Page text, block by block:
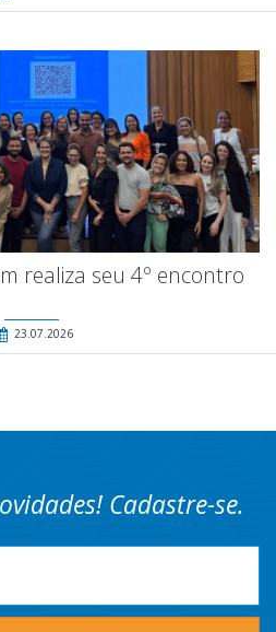
realiza seu 4º encontro
23.07.2026
Cadastre-se.